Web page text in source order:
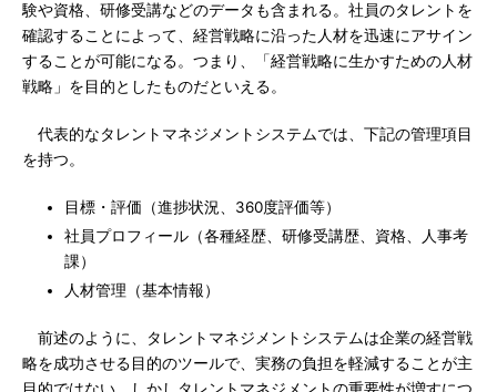
験や資格、研修受講などのデータも含まれる。社員のタレントを
確認することによって、経営戦略に沿った人材を迅速にアサイン
することが可能になる。つまり、「経営戦略に生かすための人材
戦略」を目的としたものだといえる。
代表的なタレントマネジメントシステムでは、下記の管理項目
を持つ。
目標・評価（進捗状況、360度評価等）
社員プロフィール（各種経歴、研修受講歴、資格、人事考
課）
人材管理（基本情報）
前述のように、タレントマネジメントシステムは企業の経営戦
略を成功させる目的のツールで、実務の負担を軽減することが主